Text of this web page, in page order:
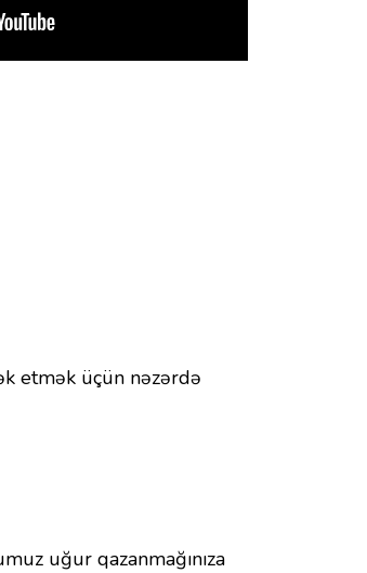
etmək üçün nəzərdə
uğur qazanmağınıza